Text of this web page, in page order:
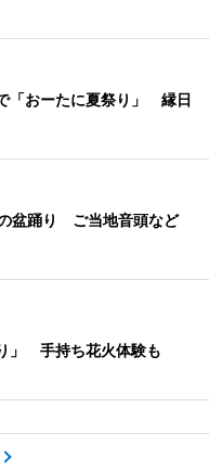
「おーたに夏祭り」 縁日
盆踊り ご当地音頭など
」 手持ち花火体験も